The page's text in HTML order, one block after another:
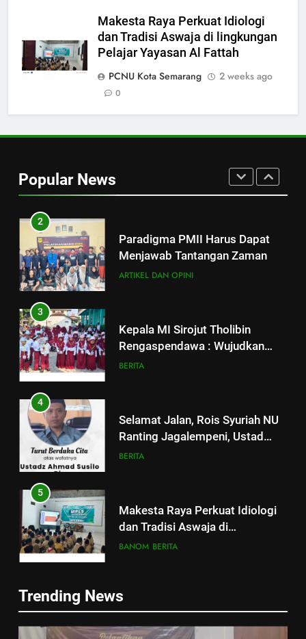
Makesta Raya Perkuat Idiologi
dan Tradisi Aswaja di lingkungan
Pelajar Yayasan Al Fattah
PCNU Kota Semarang
2 weeks ago
0
Popular News
8
Dr. M. Kholidul Adib Soroti
“Kekuatan Perempuan” di SKK
Nasional PB PMII: Kuasai
BERITA
dan Penguatan Ideologi
ASWAJA di Kalangan Generasi Z
2
Paradigma PMII Harus Dapat
Menjawab Tantangan Zaman
ARTIKEL DAN OPINI
3
Kepala MI Sirojut Tholibin
Rengaspendawa : Wujudkan
Madrasah Bahagia
BERITA
4
Selamat Jalan, Rois Syuriah NU
Ranting Jagalempeni, Ustad
Susilo
BERITA
5
Makesta Raya Perkuat Idiologi
dan Tradisi Aswaja di
lingkungan Pelajar Yayasan Al
BANOM BERITA
MENGENANG EYANG
KETURUNAN SUNAN KALIJAGA
Trending News
5
Makesta Raya Perkuat Idiologi
dan Tradisi Aswaja di